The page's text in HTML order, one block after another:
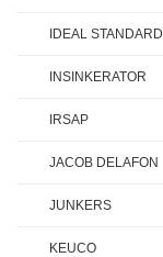
IDEAL STANDARD
INSINKERATOR
IRSAP
JACOB DELAFON
JUNKERS
KEUCO